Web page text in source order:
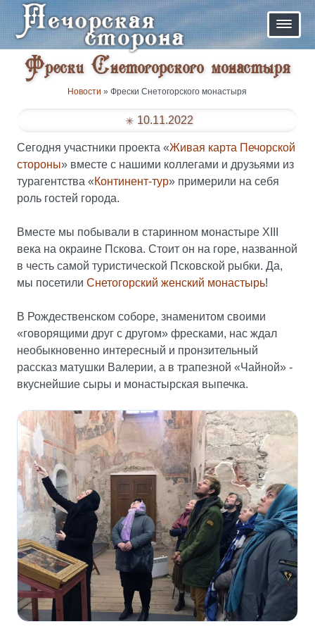
Фрески Снетогорского монастыря
Новости » Фрески Снетогорского монастыря
10.11.2022
Сегодня участники проекта «Живая карта Печорской
стороны» вместе с нашими коллегами и друзьями из
турагентства «Континент-тур» примерили на себя
роль гостей города.
Вместе мы побывали в старинном монастыре ХIII
века на окраине Пскова. Стоит он на горе, названной
в честь самой туристической Псковской рыбки. Да,
мы посетили Снетогорский женский монастырь!
В Рождественском соборе, знаменитом своими
«говорящими друг с другом» фресками, нас ждал
необыкновенно интересный и пронзительный
рассказ матушки Валерии, а в трапезной «Чайной» -
вкуснейшие сыры и монастырская выпечка.